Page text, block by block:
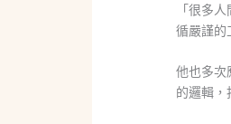
「很多
循嚴謹的
他也多次
的邏輯，